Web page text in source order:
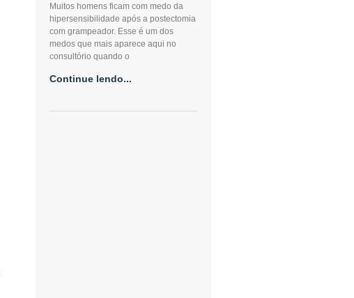
Muitos homens ficam com medo da
hipersensibilidade após a postectomia
com grampeador. Esse é um dos
medos que mais aparece aqui no
consultório quando o
Continue lendo...